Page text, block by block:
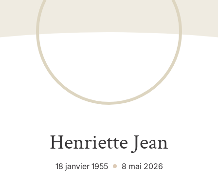
Henriette Jean
18 janvier 1955
8 mai 2026